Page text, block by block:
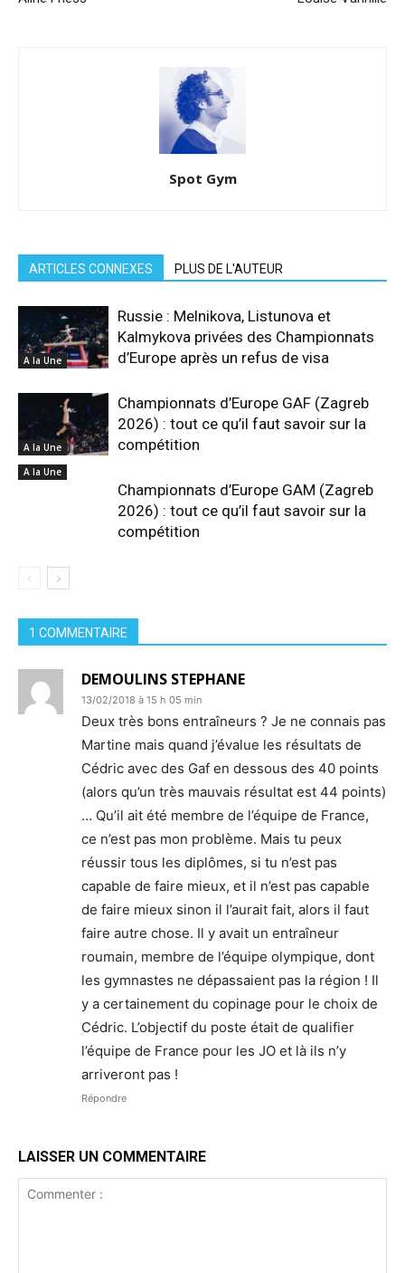
Spot Gym
ARTICLES CONNEXES PLUS DE L'AUTEUR
A la Une
Russie : Melnikova, Listunova et
Kalmykova privées des Championnats
d’Europe après un refus de visa
A la Une
Championnats d’Europe GAF (Zagreb
2026) : tout ce qu’il faut savoir sur la
compétition
A la Une
Championnats d’Europe GAM (Zagreb
2026) : tout ce qu’il faut savoir sur la
compétition
1 COMMENTAIRE
DEMOULINS STEPHANE
13/02/2018 à 15 h 05 min
Deux très bons entraîneurs ? Je ne connais pas
Martine mais quand j’évalue les résultats de
Cédric avec des Gaf en dessous des 40 points
(alors qu’un très mauvais résultat est 44 points)
… Qu’il ait été membre de l’équipe de France,
ce n’est pas mon problème. Mais tu peux
réussir tous les diplômes, si tu n’est pas
capable de faire mieux, et il n’est pas capable
de faire mieux sinon il l’aurait fait, alors il faut
faire autre chose. Il y avait un entraîneur
roumain, membre de l’équipe olympique, dont
les gymnastes ne dépassaient pas la région ! Il
y a certainement du copinage pour le choix de
Cédric. L’objectif du poste était de qualifier
l’équipe de France pour les JO et là ils n’y
arriveront pas !
Répondre
LAISSER UN COMMENTAIRE